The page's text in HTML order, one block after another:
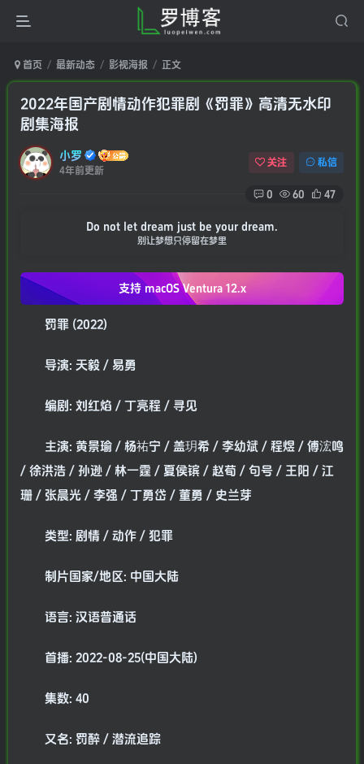
首页 最新动态 影视海报 正文
2022年国产剧情动作犯罪剧《罚罪》高清无水印
剧集海报
小罗
4年前更新
关注 私信
0 60 47
Do not let dream just be your dream.
别让梦想只停留在梦里
支持 macOSVentura 12.x
罚罪 (2022)
导演: 天毅 / 易勇
编剧: 刘红焰 / 丁亮程 / 寻见
主演: 黄景瑜 / 杨祐宁 / 盖玥希 / 李幼斌 / 程煜 / 傅浤鸣
/ 徐洪浩 / 孙逊 / 林一霆 / 夏侯镔 / 赵荀 / 句号 / 王阳 / 江
珊 / 张晨光 / 李强 / 丁勇岱 / 董勇 / 史兰芽
类型: 剧情 / 动作 / 犯罪
制片国家/地区: 中国大陆
语言: 汉语普通话
首播: 2022-08-25(中国大陆)
集数: 40
又名: 罚醉 / 潜流追踪